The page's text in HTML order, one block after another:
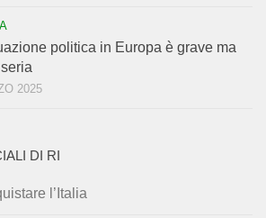
politica in Europa è grave ma
2025
DI RI
l’Italia